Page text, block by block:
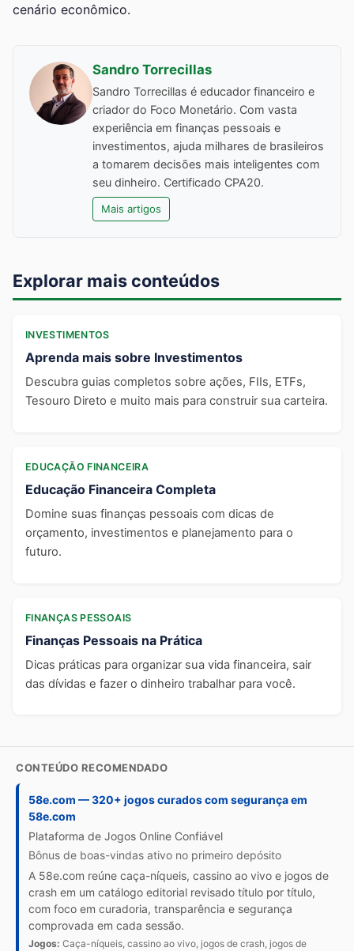
cenário econômico.
Sandro Torrecillas
Sandro Torrecillas é educador financeiro e
criador do Foco Monetário. Com vasta
experiência em finanças pessoais e
investimentos, ajuda milhares de brasileiros
a tomarem decisões mais inteligentes com
seu dinheiro. Certificado CPA20.
Mais artigos
Explorar mais conteúdos
INVESTIMENTOS
Aprenda mais sobre Investimentos
Descubra guias completos sobre ações, FIIs, ETFs,
Tesouro Direto e muito mais para construir sua carteira.
EDUCAÇÃO FINANCEIRA
Educação Financeira Completa
Domine suas finanças pessoais com dicas de
orçamento, investimentos e planejamento para o
futuro.
FINANÇAS PESSOAIS
Finanças Pessoais na Prática
Dicas práticas para organizar sua vida financeira, sair
das dívidas e fazer o dinheiro trabalhar para você.
CONTEÚDO RECOMENDADO
58e.com — 320+ jogos curados com segurança em
58e.com
Plataforma de Jogos Online Confiável
Bônus de boas-vindas ativo no primeiro depósito
A 58e.com reúne caça-níqueis, cassino ao vivo e jogos de
crash em um catálogo editorial revisado título por título,
com foco em curadoria, transparência e segurança
comprovada em cada sessão.
Jogos: Caça-níqueis, cassino ao vivo, jogos de crash, jogos de